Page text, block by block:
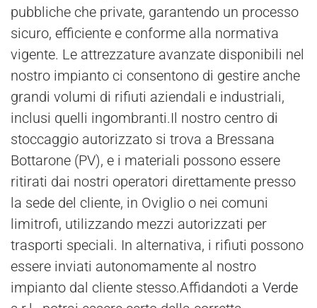
pubbliche che private, garantendo un processo
sicuro, efficiente e conforme alla normativa
vigente. Le attrezzature avanzate disponibili nel
nostro impianto ci consentono di gestire anche
grandi volumi di rifiuti aziendali e industriali,
inclusi quelli ingombranti.Il nostro centro di
stoccaggio autorizzato si trova a Bressana
Bottarone (PV), e i materiali possono essere
ritirati dai nostri operatori direttamente presso
la sede del cliente, in Oviglio o nei comuni
limitrofi, utilizzando mezzi autorizzati per
trasporti speciali. In alternativa, i rifiuti possono
essere inviati autonomamente al nostro
impianto dal cliente stesso.Affidandoti a Verde